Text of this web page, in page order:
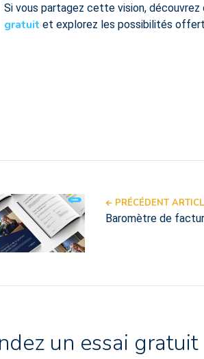
Si vous partagez cette vision, découvrez
gratuit et explorez les possibilités
PRÉCÉDENT
Baromètre de
un essai gratuit